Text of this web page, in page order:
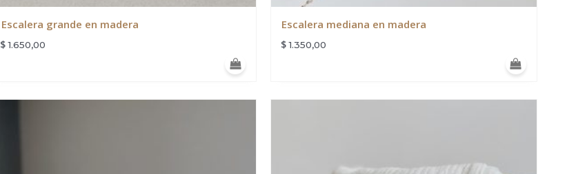
Escalera grande en madera
$1.650,00
Escalera mediana en madera
$1.350,00